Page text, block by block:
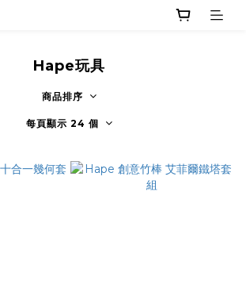
Hape玩具
商品排序
每頁顯示 24 個